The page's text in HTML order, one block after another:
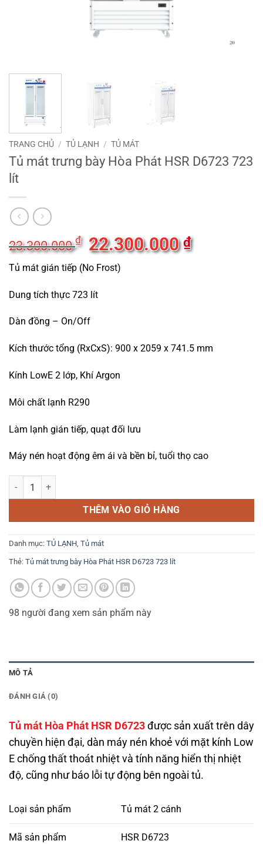
TRANG CHỦ / TỦ LẠNH / TỦ MÁT
Tủ mát trưng bày Hòa Phát HSR D6723 723
lít
23.300.000₫
Giá
gốc
là:
22.300.000₫Giá
hiện
Tủ mát gián tiếp (No Frost)
Dung tích thực 723 lít
Dàn đồng – On/Off
Kích thước tổng (RxCxS): 900 x 2059 x 741.5 mm
Kính LowE 2 lớp, Khí Argon
Môi chất lạnh R290
Làm lạnh gián tiếp, quạt đối lưu
Máy nén hoạt động êm ái và bền bỉ, tuổi thọ cao
Tủ mát trưng bày Hòa Phát HSR D6723 723 lít số lượng
THÊM VÀO GIỎ HÀNG
Danh mục: TỦ LẠNH, Tủ mát
Thẻ: Tủ mát trưng bày Hòa Phát HSR D6723 723 lít
98 người đang xem sản phẩm này
MÔ TẢ
ĐÁNH GIÁ (0)
Tủ mát Hòa Phát HSR D6723 được sản xuất trên dây
chuyền hiện đại, dàn máy nén khoẻ với mặt kính Low
E chống thất thoát nhiệt và tính năng hiển thị nhiệt
độ, cũng như báo lỗi tự động bên ngoài tủ.
Loại sản phẩm Tủ mát 2 cánh
Mã sản phẩm HSR D6723